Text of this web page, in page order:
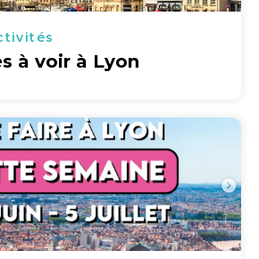
à voir à Lyon